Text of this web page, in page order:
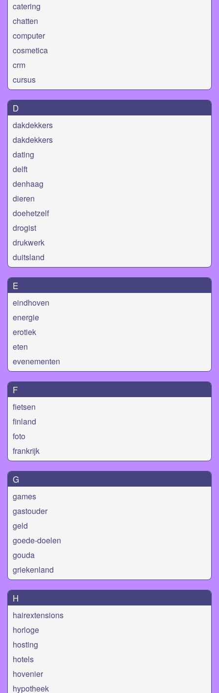
catering
chatten
computer
cosmetica
crm
cursus
D
dakdekkers
dakdekkers
dating
delft
denhaag
dieren
doehetzelf
drogist
drukwerk
duitsland
E
eindhoven
energie
erotiek
eten
evenementen
F
fietsen
finland
foto
frankrijk
G
games
gastouder
geld
goede-doelen
gouda
griekenland
H
hairextensions
horloge
hosting
hotels
hovenier
hypotheek